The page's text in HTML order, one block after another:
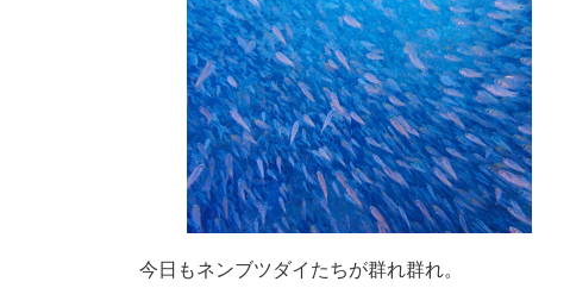
今日もネンブツダイたちが群れ群れ。